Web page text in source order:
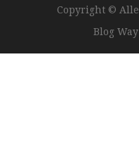
Copyright ©
Blog